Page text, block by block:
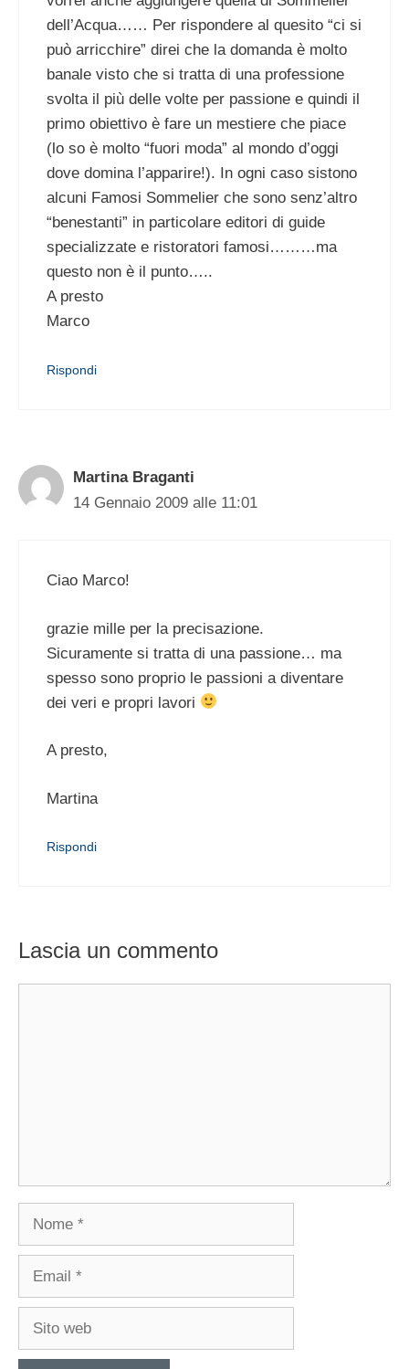
dell’Acqua…… Per rispondere al quesito “ci si
può arricchire” direi che la domanda è molto
banale visto che si tratta di una professione
svolta il più delle volte per passione e quindi il
primo obiettivo è fare un mestiere che piace
(lo so è molto “fuori moda” al mondo d’oggi
dove domina l’apparire!). In ogni caso sistono
alcuni Famosi Sommelier che sono senz’altro
“benestanti” in particolare editori di guide
specializzate e ristoratori famosi………ma
questo non è il punto…..
A presto
Marco
Rispondi
Martina Braganti
14 Gennaio 2009 alle 11:01
Ciao Marco!
grazie mille per la precisazione.
Sicuramente si tratta di una passione… ma
spesso sono proprio le passioni a diventare
dei veri e propri lavori
A presto,
Martina
Rispondi
Lascia un commento